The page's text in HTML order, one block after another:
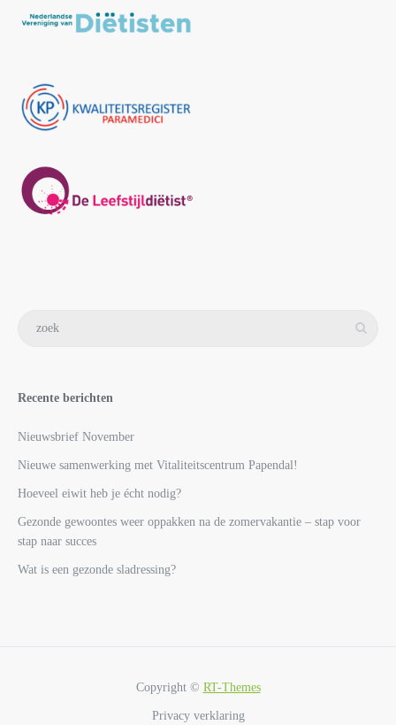
Recente berichten
Nieuwsbrief November
Nieuwe samenwerking met Vitaliteitscentrum Papendal!
Hoeveel eiwit heb je écht nodig?
Gezonde gewoontes weer oppakken na de zomervakantie – stap voor
stap naar succes
Wat is een gezonde sladressing?
Copyright © RT-Themes
Privacy verklaring